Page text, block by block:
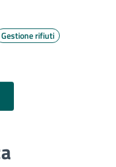
Gestione rifiuti